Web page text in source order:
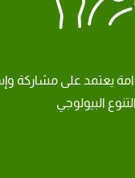
يعتمد على مشاركة
البيولوجي